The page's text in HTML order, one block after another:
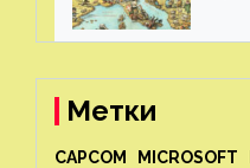
Метки
CAPCOM MICROSOFT